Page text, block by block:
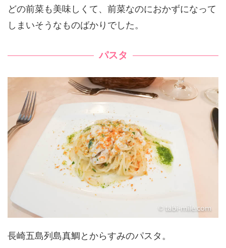
どの前菜も美味しくて、前菜なのにおかずになって
しまいそうなものばかりでした。
パスタ
長崎五島列島真鯛とからすみのパスタ。